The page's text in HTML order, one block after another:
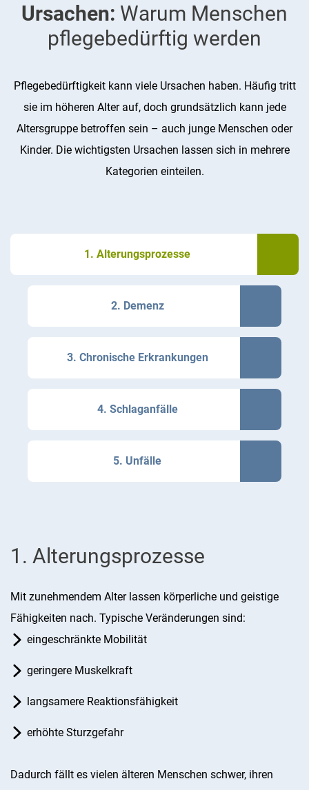
Ursachen: Warum Menschen
pflegebedürftig werden
Pflegebedürftigkeit kann viele Ursachen haben. Häufig tritt
sie im höheren Alter auf, doch grundsätzlich kann jede
Altersgruppe betroffen sein – auch junge Menschen oder
Kinder. Die wichtigsten Ursachen lassen sich in mehrere
Kategorien einteilen.
1. Alterungsprozesse
2. Demenz
3. Chronische Erkrankungen
4. Schlaganfälle
5. Unfälle
1. Alterungsprozesse
Mit zunehmendem Alter lassen körperliche und geistige
Fähigkeiten nach. Typische Veränderungen sind:
eingeschränkte Mobilität
geringere Muskelkraft
langsamere Reaktionsfähigkeit
erhöhte Sturzgefahr
Dadurch fällt es vielen älteren Menschen schwer, ihren